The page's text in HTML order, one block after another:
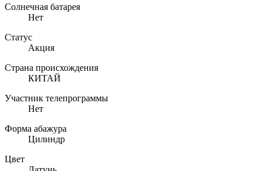
Солнечная батарея
Нет
Статус
Акция
Страна происхождения
КИТАЙ
Участник телепрограммы
Нет
Форма абажура
Цилиндр
Цвет